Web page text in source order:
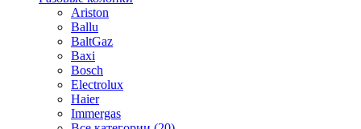
Ariston
Ballu
BaltGaz
Baxi
Bosсh
Electrolux
Haier
Immergas